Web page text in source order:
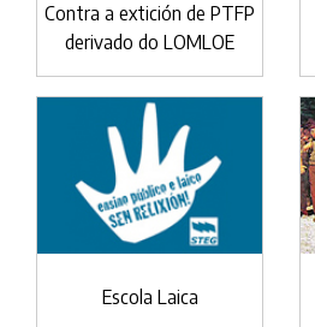
Contra a extición de PTFP
derivado do LOMLOE
Escola Laica